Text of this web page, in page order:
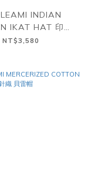
INDIAN
IKAT HAT 印度
伊卡織 漁夫帽
NT$3,580